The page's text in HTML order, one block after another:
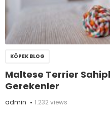
KÖPEK BLOG
Maltese Terrier
Gerekenler
admin 1.232 views